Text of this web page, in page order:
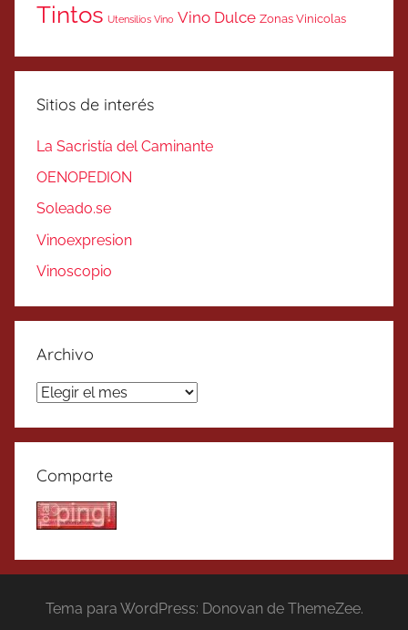
Tintos Utensilios Vino Vino Dulce Zonas Vinicolas
Sitios de interés
La Sacristía del Caminante
OENOPEDION
Soleado.se
Vinoexpresion
Vinoscopio
Archivo
Archivo
Comparte
Tema para WordPress: Donovan de ThemeZee.